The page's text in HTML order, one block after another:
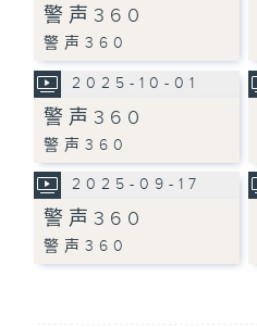
警声360
警声360
2025-10-01
警声360
警声360
2025-09-17
警声360
警声360